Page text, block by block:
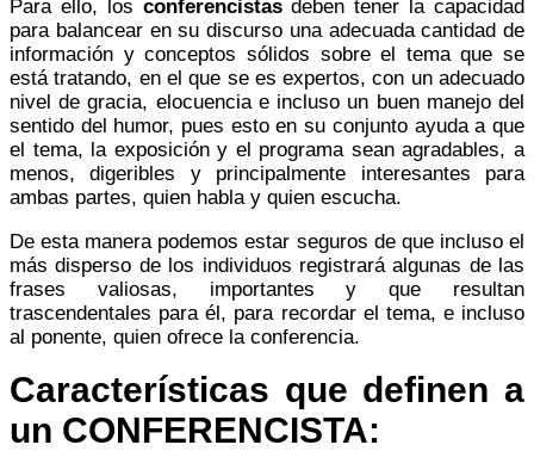
Para ello, los conferencistasdeben tener la capacidad
para balancear en su discurso una adecuada cantidad de
información y conceptos sólidos sobre el tema que se
está tratando, en el que se es expertos, con un adecuado
nivel de gracia, elocuencia e incluso un buen manejo del
sentido del humor, pues esto en su conjunto ayuda a que
el tema, la exposición y el programa sean agradables, a
menos, digeribles y principalmente interesantes para
ambas partes, quien habla y quien escucha.
De esta manera podemos estar seguros de que incluso el
más disperso de los individuos registrará algunas de las
frases valiosas, importantes y que resultan
trascendentales para él, para recordar el tema, e incluso
al ponente, quien ofrece la conferencia.
Características que definen a
un CONFERENCISTA: